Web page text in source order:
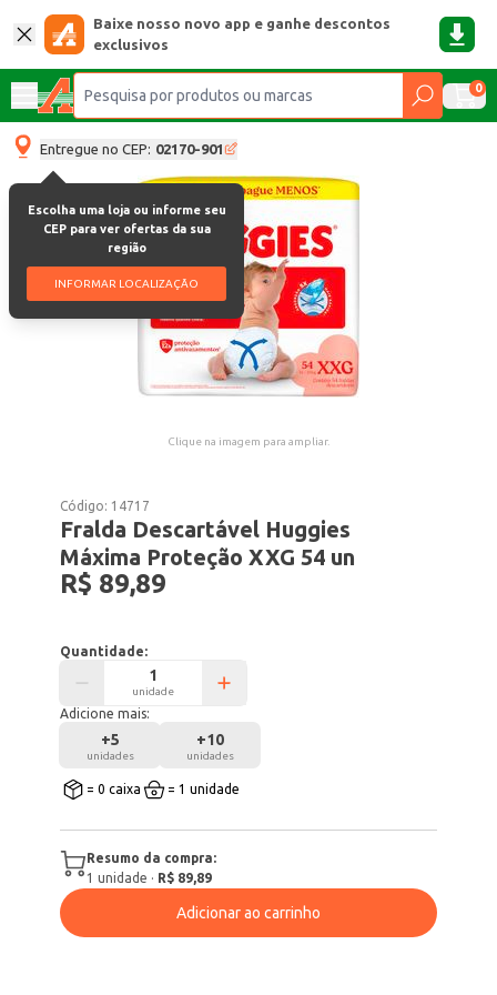
Baixe nosso novo app e ganhe descontos
exclusivos
0
Entregue no CEP: 02170-901
Escolha uma loja ou informe seu
CEP para ver ofertas da sua
região
INFORMAR LOCALIZAÇÃO
Clique na imagem para ampliar.
Código: 14717
Fralda Descartável Huggies
Máxima Proteção XXG 54 un
R$ 89,89
Quantidade:
unidade
Adicione mais:
+5
unidades
+10
unidades
= 0 caixa = 1 unidade
Resumo da compra:
1 unidade · R$ 89,89
Adicionar ao carrinho